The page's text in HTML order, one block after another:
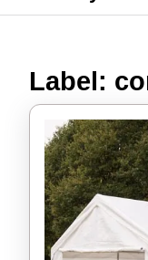
Label: